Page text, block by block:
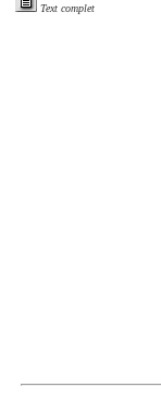
Text complet